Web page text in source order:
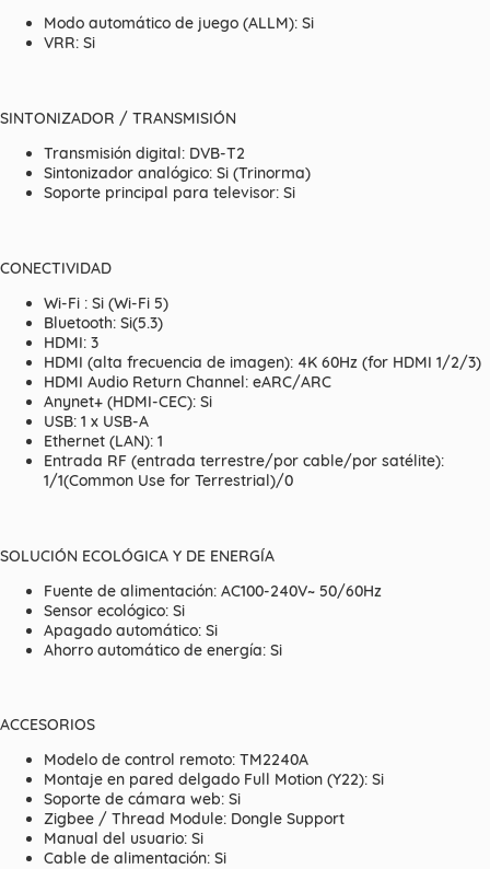
Modo automático de juego (ALLM): Si
VRR: Si
SINTONIZADOR / TRANSMISIÓN
Transmisión digital: DVB-T2
Sintonizador analógico: Si (Trinorma)
Soporte principal para televisor: Si
CONECTIVIDAD
Wi-Fi : Si (Wi-Fi 5)
Bluetooth: Si(5.3)
HDMI: 3
HDMI (alta frecuencia de imagen): 4K 60Hz (for HDMI 1/2/3)
HDMI Audio Return Channel: eARC/ARC
Anynet+ (HDMI-CEC): Si
USB: 1 x USB-A
Ethernet (LAN): 1
Entrada RF (entrada terrestre/por cable/por satélite):
1/1(Common Use for Terrestrial)/0
SOLUCIÓN ECOLÓGICA Y DE ENERGÍA
Fuente de alimentación: AC100-240V~ 50/60Hz
Sensor ecológico: Si
Apagado automático: Si
Ahorro automático de energía: Si
ACCESORIOS
Modelo de control remoto: TM2240A
Montaje en pared delgado Full Motion (Y22): Si
Soporte de cámara web: Si
Zigbee / Thread Module: Dongle Support
Manual del usuario: Si
Cable de alimentación: Si